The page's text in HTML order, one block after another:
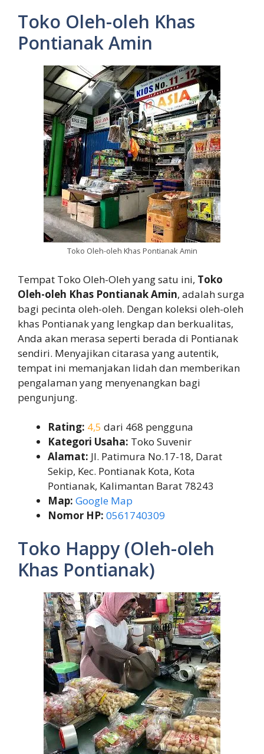
Toko Oleh-oleh Khas
Pontianak Amin
Toko Oleh-oleh Khas Pontianak Amin
Tempat Toko Oleh-Oleh yang satu ini, Toko
Oleh-oleh Khas Pontianak Amin, adalah surga
bagi pecinta oleh-oleh. Dengan koleksi oleh-oleh
khas Pontianak yang lengkap dan berkualitas,
Anda akan merasa seperti berada di Pontianak
sendiri. Menyajikan citarasa yang autentik,
tempat ini memanjakan lidah dan memberikan
pengalaman yang menyenangkan bagi
pengunjung.
Rating: 4,5 dari 468 pengguna
Kategori Usaha: Toko Suvenir
Alamat: Jl. Patimura No.17-18, Darat
Sekip, Kec. Pontianak Kota, Kota
Pontianak, Kalimantan Barat 78243
Map: Google Map
Nomor HP: 0561740309
Toko Happy (Oleh-oleh
Khas Pontianak)